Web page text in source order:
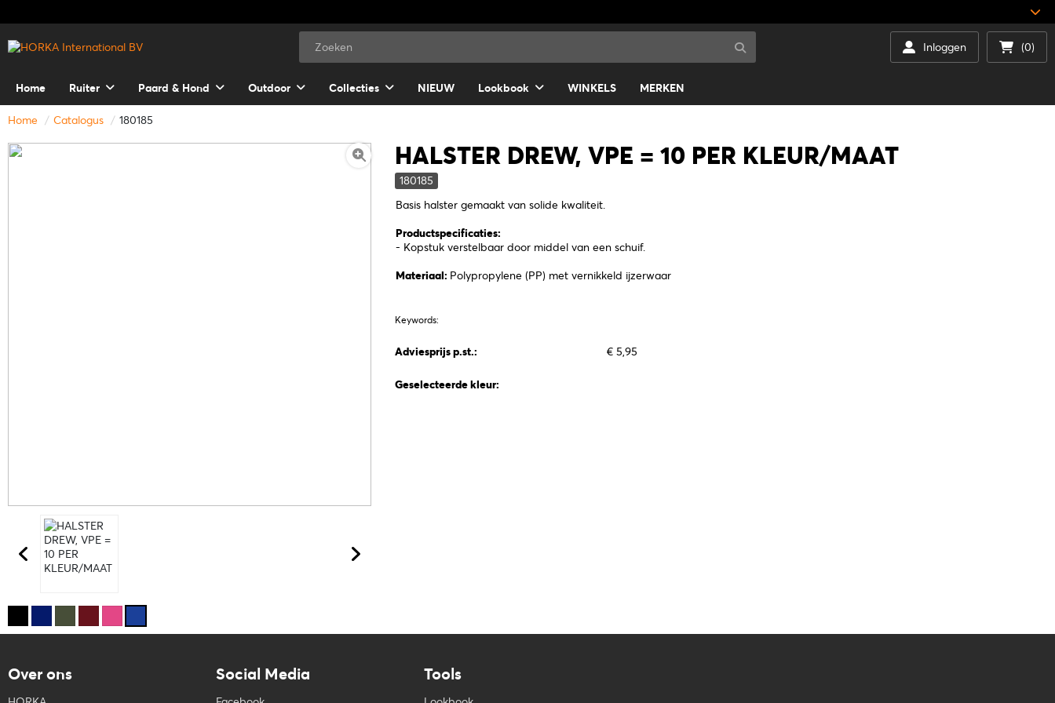
Inloggen (0)
Home Ruiter Paard & Hond Outdoor Collecties NIEUW Lookbook WINKELS MERKEN
Home Catalogus 180185
HALSTER DREW, VPE = 10 PER KLEUR/MAAT
180185
Basis halster gemaakt van solide kwaliteit.
Productspecificaties:
- Kopstuk verstelbaar door middel van een schuif.
Materiaal: Polypropylene (PP) met vernikkeld ijzerwaar
Keywords:
Adviesprijs p.st.: € 5,95
Geselecteerde kleur:
Over ons Social Media Tools